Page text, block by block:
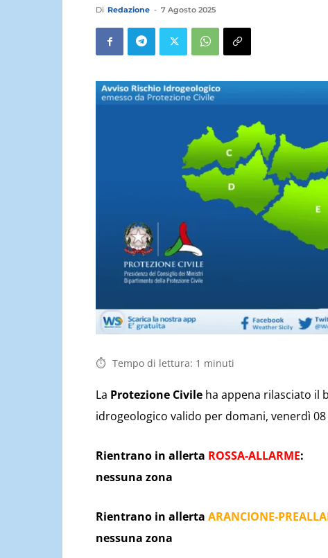
Di Redazione - 7 Agosto 2025
Tempo di lettura: 1 minuti
La Protezione Civile ha appena rilasciato il
idrogeologico valido per domani, venerdì
Rientrano in allerta ROSSA-ALLARME:
nessuna zona
Rientrano in allerta ARANCIONE-
nessuna zona